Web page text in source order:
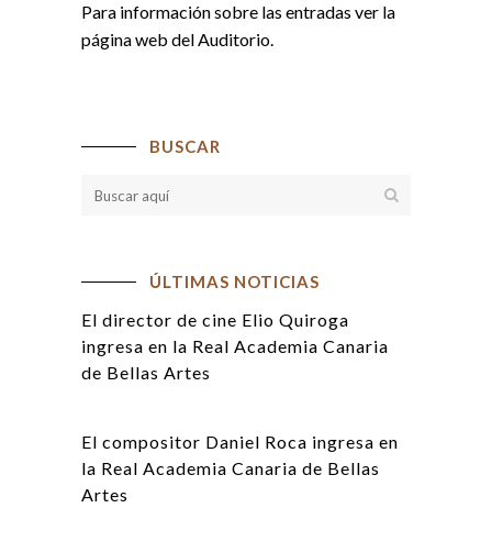
Para información sobre las entradas ver la
página web del Auditorio.
BUSCAR
ÚLTIMAS NOTICIAS
El director de cine Elio Quiroga
ingresa en la Real Academia Canaria
de Bellas Artes
El compositor Daniel Roca ingresa en
la Real Academia Canaria de Bellas
Artes